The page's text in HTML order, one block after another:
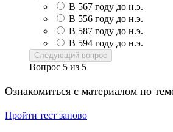
В 567 году до н.э.
В 556 году до н.э.
В 587 году до н.э.
В 594 году до н.э.
Следующий вопрос
Вопрос 5 из 5
Ознакомиться с материалом по
Пройти тест заново